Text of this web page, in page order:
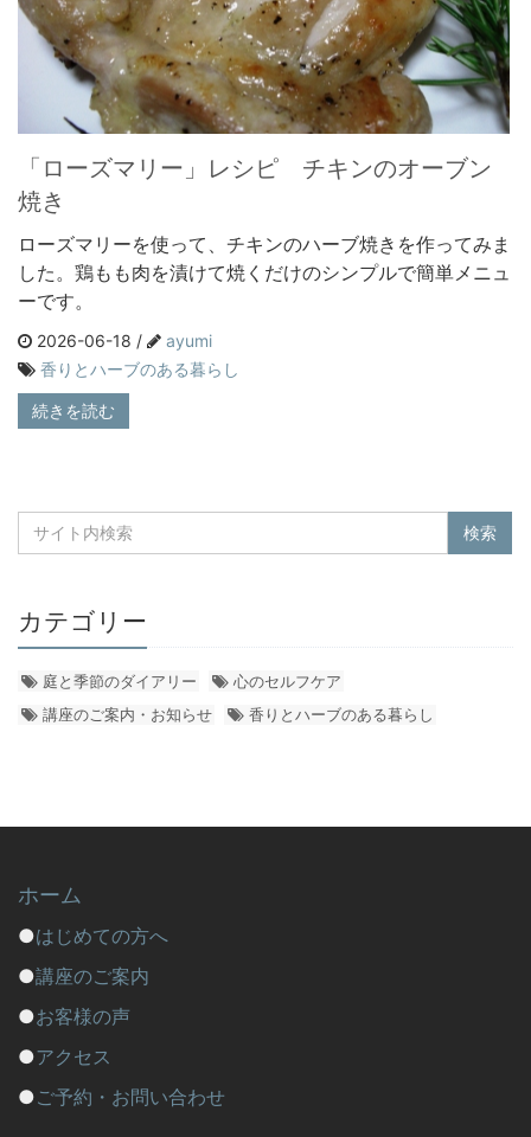
「ローズマリー」レシピ チキンのオーブン
焼き
ローズマリーを使って、チキンのハーブ焼きを作ってみま
した。鶏もも肉を漬けて焼くだけのシンプルで簡単メニュ
ーです。
2026-06-18 /
ayumi
香りとハーブのある暮らし
続きを読む
カテゴリー
庭と季節のダイアリー
心のセルフケア
講座のご案内・お知らせ
香りとハーブのある暮らし
ホーム
●はじめての方へ
●講座のご案内
●お客様の声
●アクセス
●ご予約・お問い合わせ